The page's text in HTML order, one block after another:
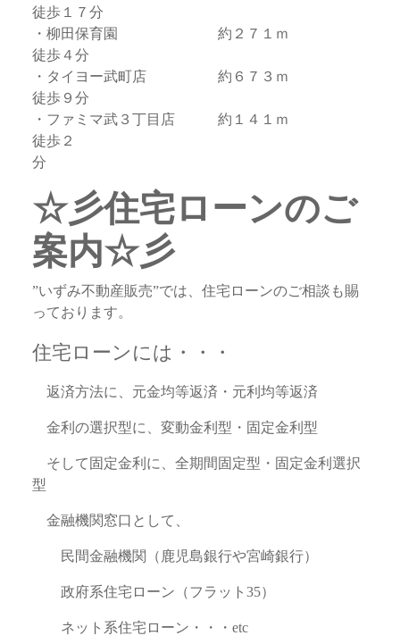
徒歩１７分
・柳田保育園 約２７１ｍ
徒歩４分
・タイヨー武町店 約６７３ｍ
徒歩９分
・ファミマ武３丁目店 約１４１ｍ
徒歩２
分
☆彡住宅ローンのご
案内☆彡
”いずみ不動産販売”では、住宅ローンのご相談も賜
っております。
住宅ローンには・・・
返済方法に、元金均等返済・元利均等返済
金利の選択型に、変動金利型・固定金利型
そして固定金利に、全期間固定型・固定金利選択
型
金融機関窓口として、
民間金融機関（鹿児島銀行や宮崎銀行）
政府系住宅ローン（フラット35）
ネット系住宅ローン・・・etc